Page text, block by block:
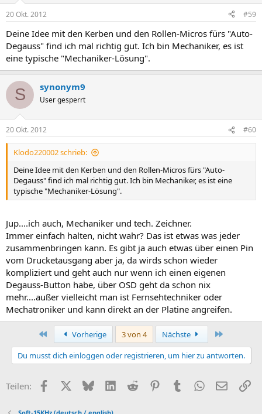
20 Okt. 2012 #59
Deine Idee mit den Kerben und den Rollen-Micros fürs "Auto-
Degauss" find ich mal richtig gut. Ich bin Mechaniker, es ist
eine typische "Mechaniker-Lösung".
S synonym9
User gesperrt
20 Okt. 2012 #60
Klodo220002 schrieb:
Deine Idee mit den Kerben und den Rollen-Micros fürs "Auto-
Degauss" find ich mal richtig gut. Ich bin Mechaniker, es ist eine
typische "Mechaniker-Lösung".
Jup....ich auch, Mechaniker und tech. Zeichner.
Immer einfach halten, nicht wahr? Das ist etwas was jeder
zusammenbringen kann. Es gibt ja auch etwas über einen Pin
vom Drucketausgang aber ja, da wirds schon wieder
kompliziert und geht auch nur wenn ich einen eigenen
Degauss-Button habe, über OSD geht da schon nix
mehr....außer vielleicht man ist Fernsehtechniker oder
Mechatroniker und kann direkt an der Platine angreifen.
Erste Vorherige 3 von 4 Nächste
Du musst dich einloggen oder registrieren, um hier zu antworten.
Teilen: FacebookX (Twitter)
BlueskyLinkedIn
Reddit PinterestTumblr WhatsApp
E-Mail
Soft-15KHz (deutsch / english)